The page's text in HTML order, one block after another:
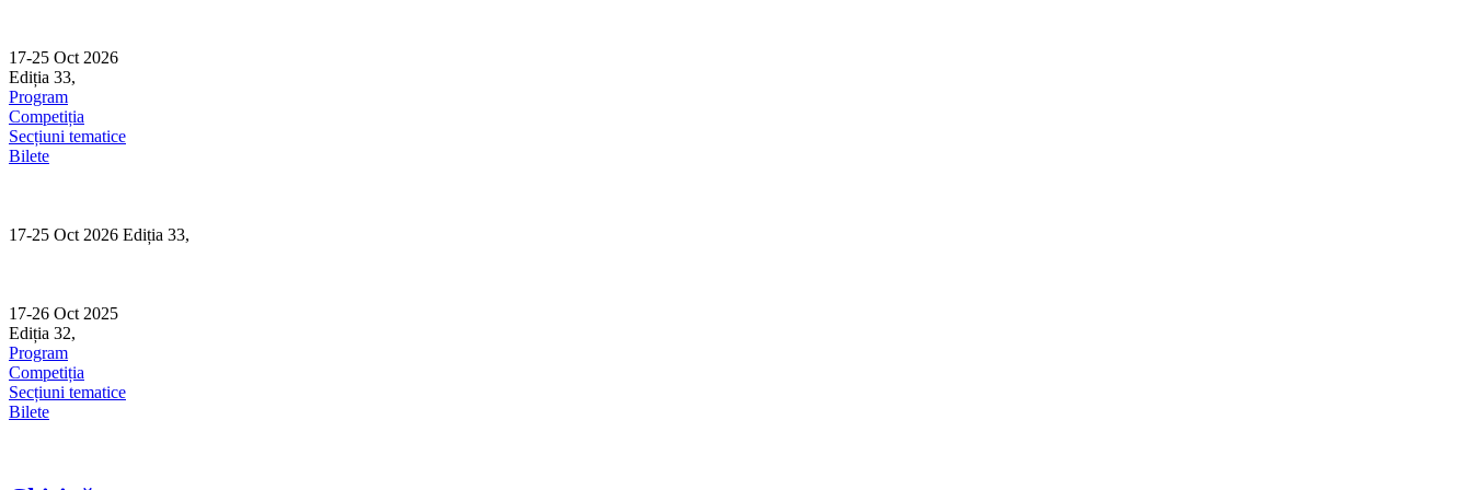
content
17-25 Oct 2026
Ediția 33,
Program
Competiția
Secțiuni tematice
Bilete
17-25 Oct 2026 Ediția 33,
17-26 Oct 2025
Ediția 32,
Program
Competiția
Secțiuni tematice
Bilete